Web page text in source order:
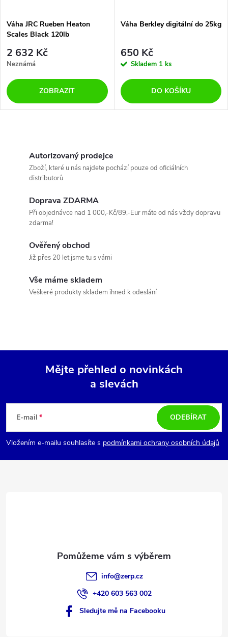
Váha JRC Rueben Heaton
Scales Black 120lb
2 632 Kč
Neznámá
ZOBRAZIT
Váha Berkley digitální do 25kg
650 Kč
Skladem 1 ks
DO KOŠÍKU
v
p
i
Autorizovaný prodejce
Zboží, které u nás najdete pochází pouze od oficiálních
distributorů
Doprava ZDARMA
Při objednávce nad 1 000,-Kč/89,-Eur máte od nás vždy dopravu
zdarma!
Ověřený obchod
Již přes 20 let jsme tu s vámi
Vše máme skladem
Veškeré produkty skladem ihned k odeslání
p
Mějte přehled o novinkách
a slevách
E-mail
Vložením e-mailu souhlasíte s podmínkami ochrany osobních údajů
ODEBÍRAT
info@zerp.cz
+420 603 563 002
Sledujte mě na Facebooku